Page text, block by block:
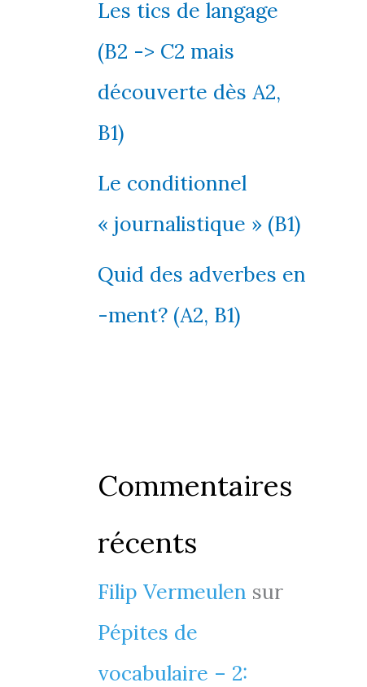
Les tics de langage
(B2 -> C2 mais
découverte dès A2,
B1)
Le conditionnel
« journalistique » (B1)
Quid des adverbes en
-ment? (A2, B1)
Commentaires
récents
Filip Vermeulen sur
Pépites de
vocabulaire – 2: